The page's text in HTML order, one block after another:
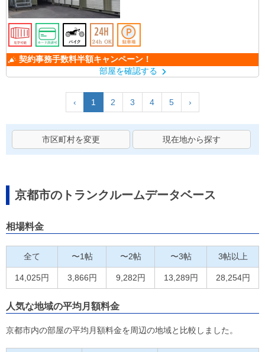
契約事務手数料半額キャンペーン！
部屋を確認する
‹ 1 2 3 4 5 ›
市区町村を変更 現在地から探す
京都市のトランクルームデータベース
相場料金
全て 〜1帖 〜2帖 〜3帖 3帖以上
14,025円 3,866円 9,282円 13,289円 28,254円
人気な地域の平均月額料金
京都市内の部屋の平均月額料金を周辺の地域と比較しました。